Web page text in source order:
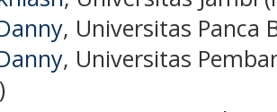
, Universitas Panca
, Universitas